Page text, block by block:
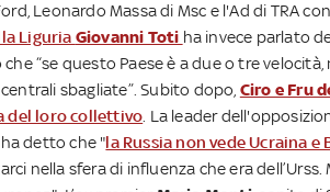
Leonardo Massa di Msc e l'Ad di TRA
Liguria Giovanni Toti ha invece parlato
che “se questo Paese è a due o tre
sbagliate”. Subito dopo, Ciro e Fru
del loro collettivo . La leader
ha detto che "la Russia non vede Ucraina e
nella sfera di influenza che era dell’Urss.